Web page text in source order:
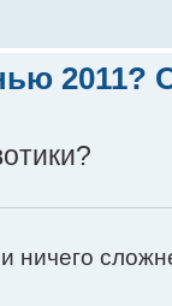
2011?
ничего